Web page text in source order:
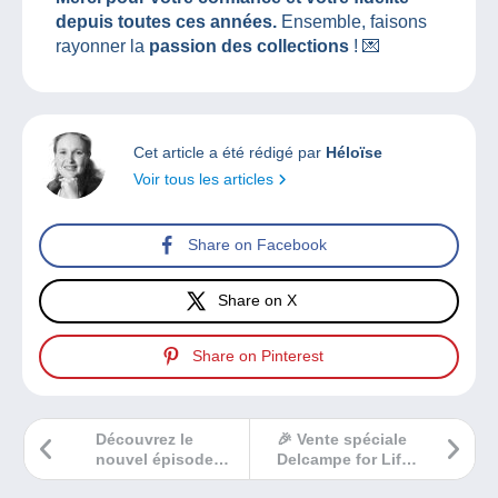
depuis toutes ces années. Ensemble, faisons
rayonner la passion des collections ! 💌
Cet article a été rédigé par Héloïse
Voir tous les articles
Share on Facebook
Share on X
Share on Pinterest
🎉 Vente spéciale
Delcampe for Life
🎉
Découvrez le
nouvel épisode
des News de la